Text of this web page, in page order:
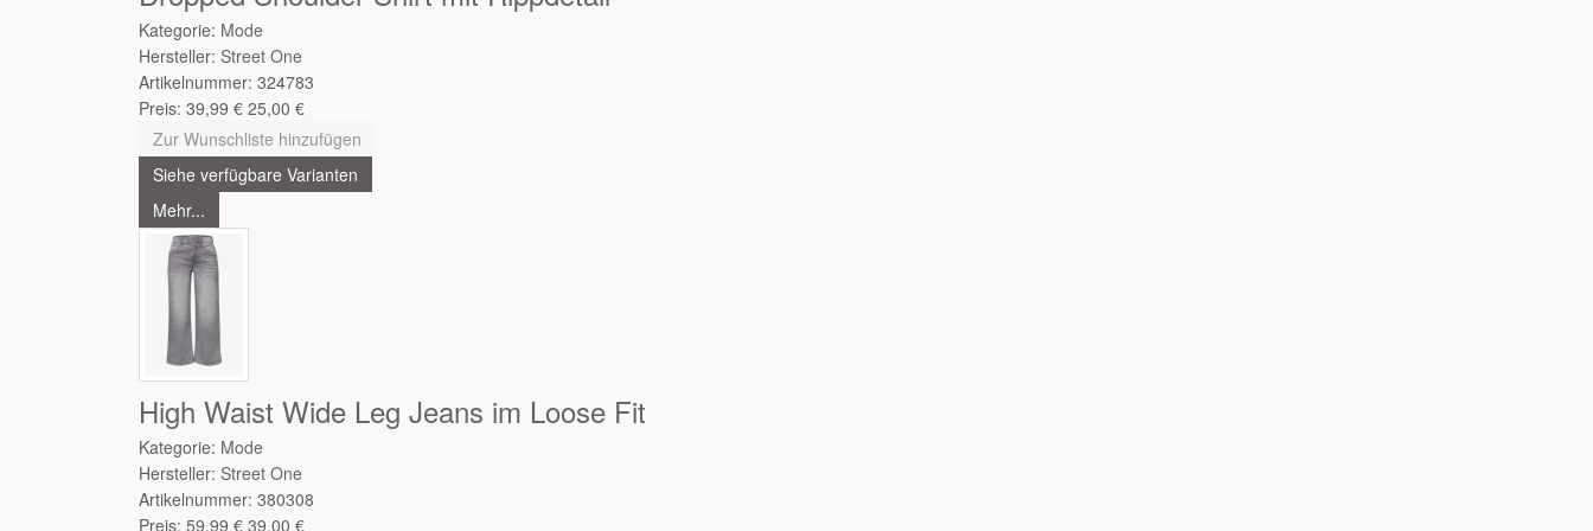
Kategorie: Mode
Hersteller: Street One
Artikelnummer: 324783
Preis: 39,99 € 25,00 €
Zur Wunschliste hinzufügen
Siehe verfügbare Varianten
Mehr...
High Waist Wide Leg Jeans im Loose Fit
Kategorie: Mode
Hersteller: Street One
Artikelnummer: 380308
Preis: 59,99 € 39,00 €